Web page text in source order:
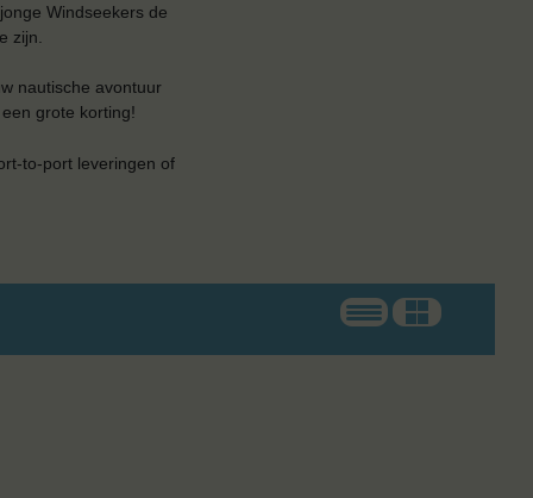
Windseekers de
zijn.
nautische avontuur
grote korting!
to-port leveringen of